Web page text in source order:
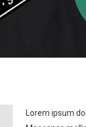
Lorem ipsum